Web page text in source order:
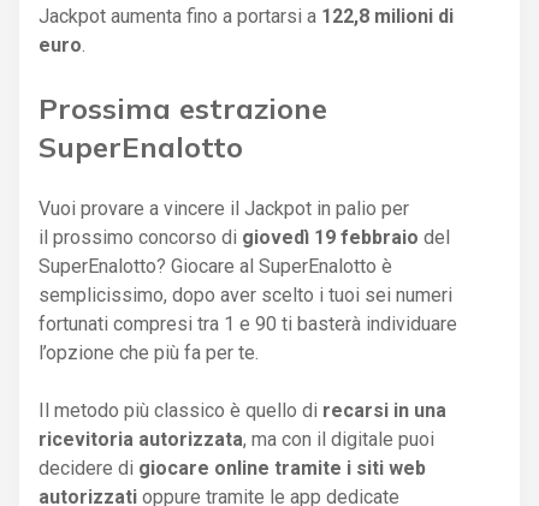
Jackpot aumenta fino a portarsi a 122,8 milioni di
euro
Prossima estrazione
SuperEnalotto
Vuoi provare a vincere il Jackpot in palio per
il prossimo concorso di giovedì 19 febbraio del
SuperEnalotto? Giocare al SuperEnalotto è
semplicissimo, dopo aver scelto i tuoi sei numeri
fortunati compresi tra 1 e 90 ti basterà individuare
l’opzione che più fa per te.
Il metodo più classico è quello di recarsi in una
ricevitoria autorizzata, ma con il digitale puoi
decidere di giocare online tramite i siti web
autorizzati oppure tramite le app dedicate